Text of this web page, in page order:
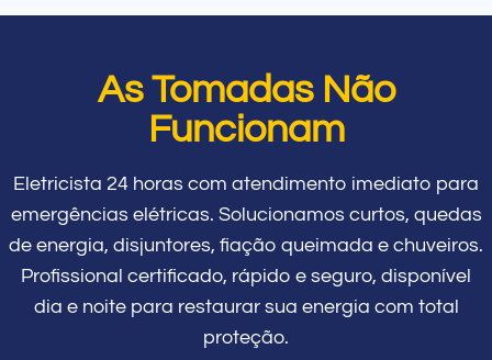
As Tomadas Não
Funcionam
Eletricista 24 horas com atendimento imediato para
emergências elétricas. Solucionamos curtos, quedas
de energia, disjuntores, fiação queimada e chuveiros.
Profissional certificado, rápido e seguro, disponível
dia e noite para restaurar sua energia com total
proteção.